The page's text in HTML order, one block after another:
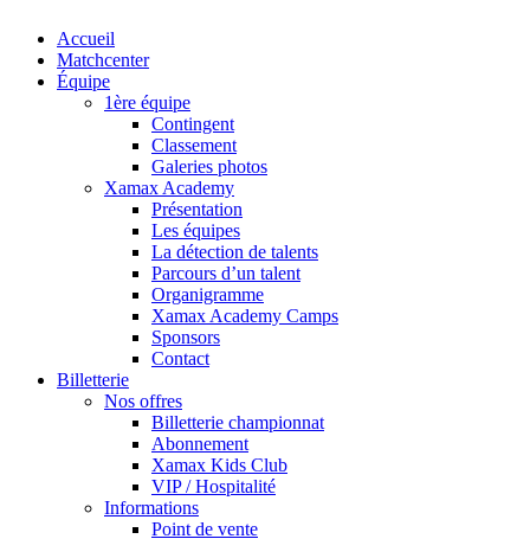
Close
Menu
Accueil
Matchcenter
Équipe
1ère équipe
Contingent
Classement
Galeries photos
Xamax Academy
Présentation
Les équipes
La détection de talents
Parcours d’un talent
Organigramme
Xamax Academy Camps
Sponsors
Contact
Billetterie
Nos offres
Billetterie championnat
Abonnement
Xamax Kids Club
VIP / Hospitalité
Informations
Point de vente